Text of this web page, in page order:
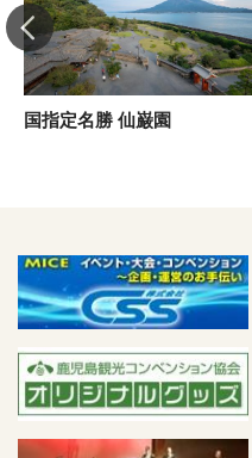
国指定名勝 仙巌園